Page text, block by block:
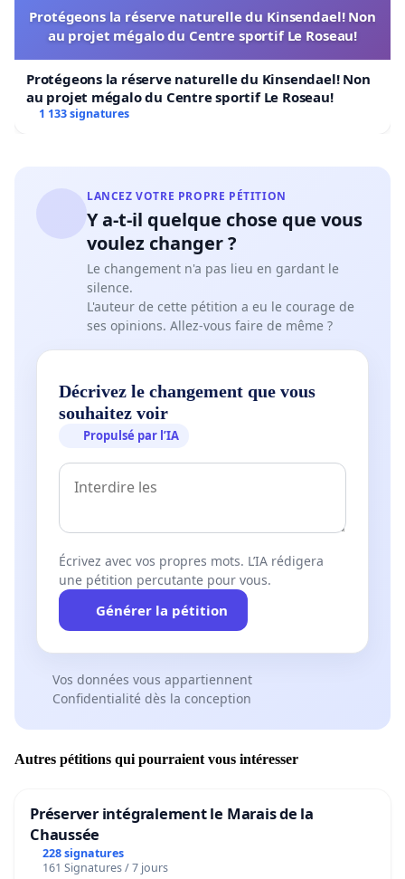
Protégeons la réserve naturelle du Kinsendael! Non
au projet mégalo du Centre sportif Le Roseau!
Protégeons la réserve naturelle du Kinsendael! Non
au projet mégalo du Centre sportif Le Roseau!
1 133 signatures
LANCEZ VOTRE PROPRE PÉTITION
Y a-t-il quelque chose que vous
voulez changer ?
Le changement n'a pas lieu en gardant le
silence.
L'auteur de cette pétition a eu le courage de
ses opinions. Allez-vous faire de même ?
Décrivez le changement que vous
souhaitez voir
Propulsé par l’IA
Écrivez avec vos propres mots. L’IA rédigera
une pétition percutante pour vous.
Générer la pétition
Vos données vous appartiennent
Confidentialité dès la conception
Autres pétitions qui pourraient vous intéresser
Préserver intégralement le Marais de la
Chaussée
228 signatures
161 Signatures / 7 jours